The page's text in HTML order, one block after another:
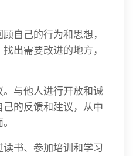
自己的行为和思想，
出需要改进的地方，
与他人进行开放和诚
的反馈和建议，从中
书、参加培训和学习